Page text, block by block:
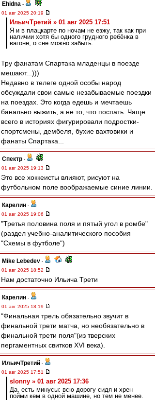
Ehidna -
01 авг 2025 20:19
ИльичТpeтий » 01 авг 2025 17:51
Я и в плацкарте по ночам не езжу, так как при
наличии хотя бы одного грудного ребёнка в
вагоне, о сне можно забыть.
Тру фанатам Спартака младенцы в поезде
мешают...)))
Недавно в телеге одной особы народ
обсуждали свои самые незабываемые поездки
на поездах. Это когда едешь и мечтаешь
банально выжить, а не то, что поспать. Чаще
всего в историях фигурировали подростки-
спортсмены, дембеля, бухие вахтовики и
фанаты Спартака...
Спектр -
01 авг 2025 19:13
Это все хоккеисты влияют, рисуют на
футбольном поле воображаемые синие линии.
Карелин -
01 авг 2025 19:06
"Третья половина поля и пятый угол в ромбе"
(раздел учебно-аналитического пособия
"Схемы в футболе")
Mike Lebedev -
01 авг 2025 18:52
Нам достаточно Ильича Трети
Карелин -
01 авг 2025 18:19
"Финальная трель обязательно звучит в
финальной трети матча, но необязательно в
финальной трети поля"(из тверских
пергаментных свитков XVI века).
ИльичТpeтий -
01 авг 2025 17:51
slonny » 01 авг 2025 17:36
Да, есть минусы: всю дорогу сидя и хрен
пойми кем в одной машине, но тем не менее.